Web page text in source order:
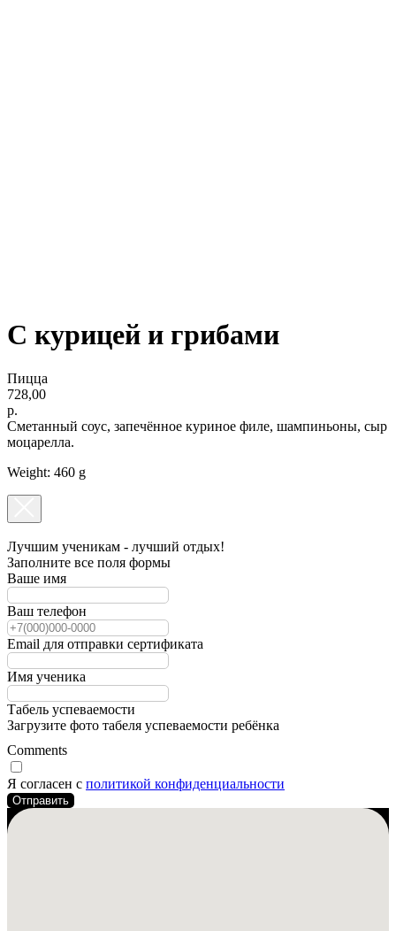
С курицей и грибами
Пицца
728,00
р.
Сметанный соус, запечённое куриное филе, шампиньоны, сыр
моцарелла.
Weight: 460 g
Лучшим ученикам - лучший отдых!
Заполните все поля формы
Ваше имя
Ваш телефон
Email для отправки сертификата
Имя ученика
Табель успеваемости
Загрузите фото табеля успеваемости ребёнка
Comments
Я согласен с политикой конфиденциальности
Отправить